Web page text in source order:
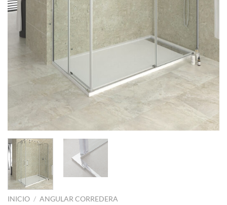
INICIO / ANGULAR CORREDERA